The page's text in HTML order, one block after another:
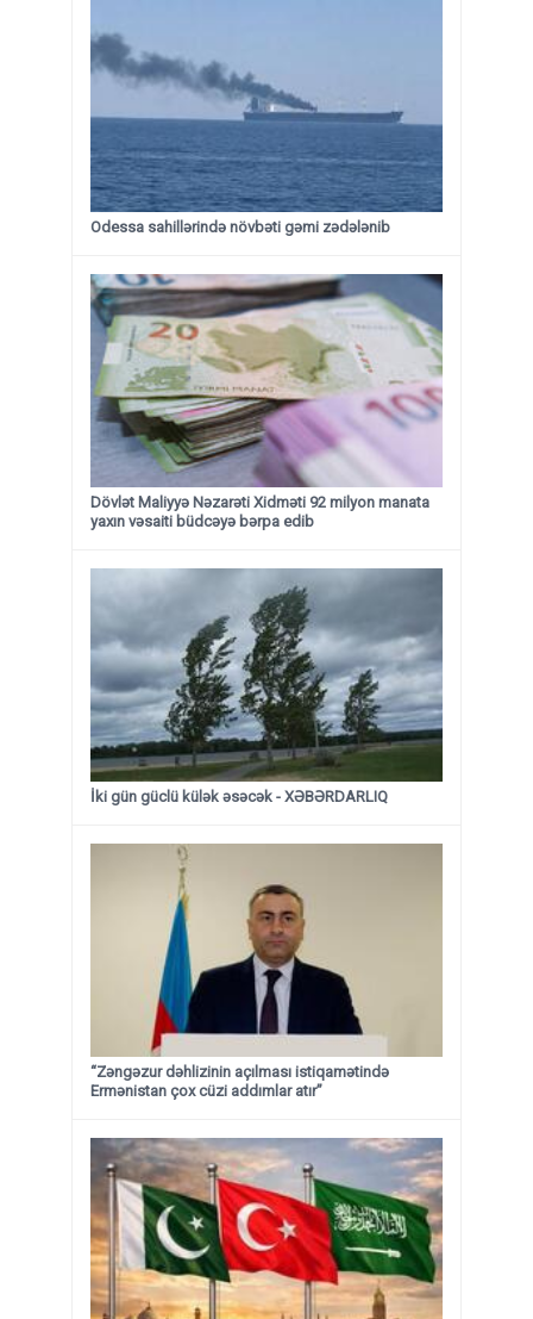
Odessa sahillərində növbəti gəmi zədələnib
Dövlət Maliyyə Nəzarəti Xidməti 92 milyon manata
yaxın vəsaiti büdcəyə bərpa edib
İki gün güclü külək əsəcək - XƏBƏRDARLIQ
“Zəngəzur dəhlizinin açılması istiqamətində
Ermənistan çox cüzi addımlar atır”